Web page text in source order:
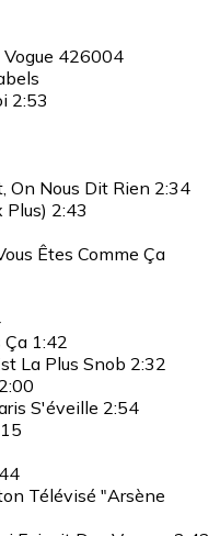
Vogue 426004
2:53
On Nous Dit Rien 2:34
Plus) 2:43
Êtes Comme Ça
Ça 1:42
La Plus Snob 2:32
S'éveille 2:54
Télévisé "Arsène